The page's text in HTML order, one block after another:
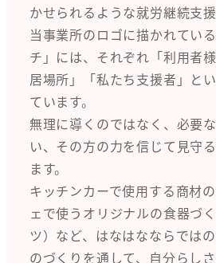
かせられるような就労継続支
当事業所のロゴに描かれてい
チ」には、それぞれ「利用者
居場所」「私たち支援者」と
ています。
無理に導くのではなく、必要
い、その方の力を信じて見守
ます。
キッチンカーで使用する商材
ェで使うオリジナルの食器づ
ツ）など、はなはなならでは
のづくりを通して、自分らし